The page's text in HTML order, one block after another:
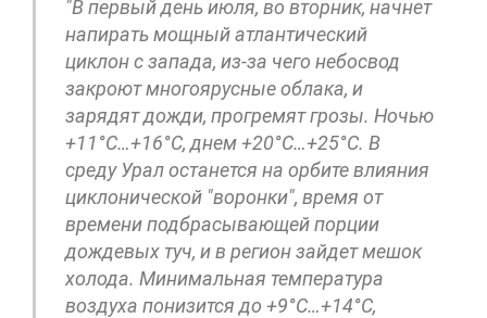
"В первый день июля, во вторник, начнет
напирать мощный атлантический
циклон с запада, из-за чего небосвод
закроют многоярусные облака, и
зарядят дожди, прогремят грозы. Ночью
+11°C…+16°C, днем +20°C…+25°C. В
среду Урал останется на орбите влияния
циклонической "воронки", время от
времени подбрасывающей порции
дождевых туч, и в регион зайдет мешок
холода. Минимальная температура
воздуха понизится до +9°C…+14°C,